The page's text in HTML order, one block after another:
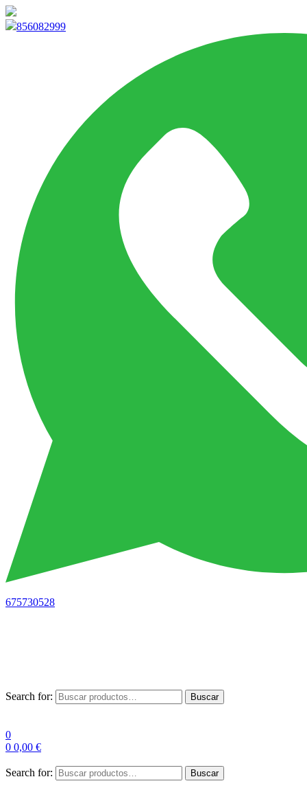
856082999
675730528
Search for: Buscar
0
0 0,00 €
Search for: Buscar